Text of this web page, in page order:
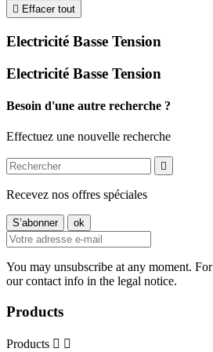
 Effacer tout
Electricité Basse Tension
Electricité Basse Tension
Besoin d'une autre recherche ?
Effectuez une nouvelle recherche

Recevez nos offres spéciales
You may unsubscribe at any moment.
our contact info in the legal notice.
Products
Products  